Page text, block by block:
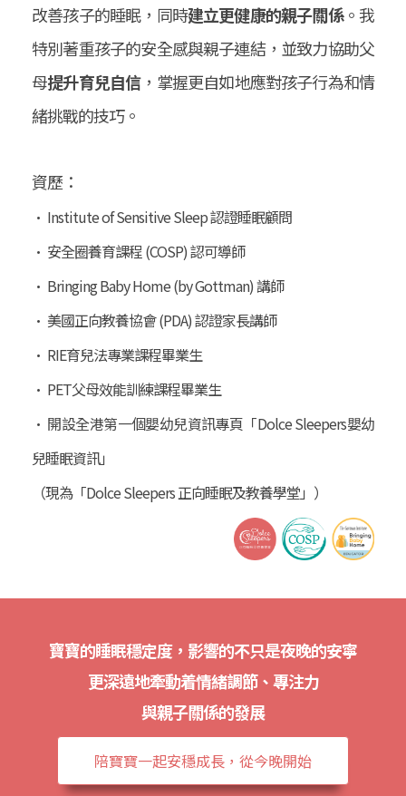
改善孩子的睡眠，同時建立更健康的親子關係。我
特別著重孩子的安全感與親子連結，並致力協助父
母提升育兒自信，掌握更自如地應對孩子行為和情
緒挑戰的技巧。
資歷：
• Institute of Sensitive Sleep 認證睡眠顧問
• 安全圈養育課程 (COSP) 認可導師
• Bringing Baby Home (by Gottman) 講師
• 美國正向教養協會 (PDA) 認證家長講師
• RIE育兒法專業課程畢業生
• PET父母效能訓練課程畢業生
• 開設全港第一個嬰幼兒資訊專頁「Dolce Sleepers嬰幼
兒睡眠資訊」
（現為「Dolce Sleepers 正向睡眠及教養學堂」）
寶寶的睡眠穩定度，影響的不只是夜晚的安寧
更深遠地牽動着情緒調節、專注力
與親子關係的發展
陪寶寶一起安穩成長，從今晚開始